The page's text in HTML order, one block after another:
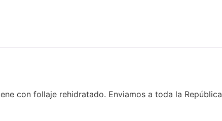
con follaje rehidratado. Enviamos a toda la República